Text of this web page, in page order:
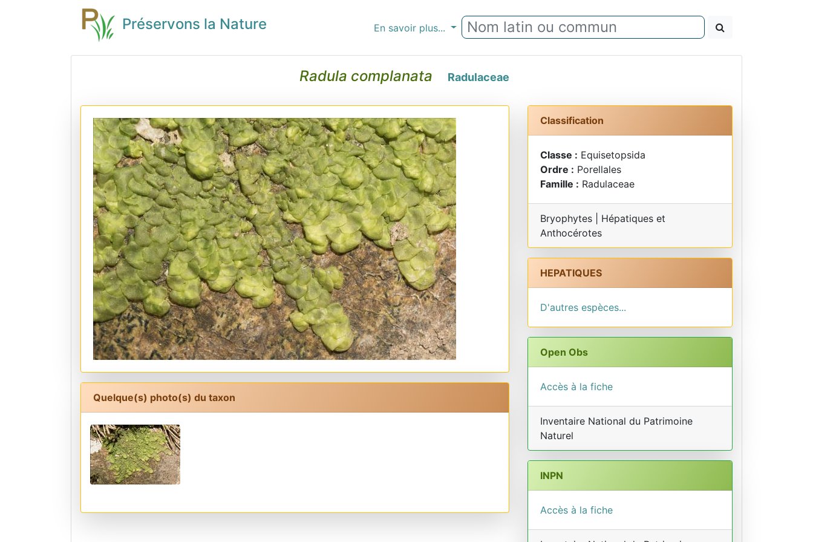
Préservons la Nature En savoir plus...
Radula complanata Radulaceae
Quelque(s) photo(s) du taxon
Classification
Classe : Equisetopsida
Ordre : Porellales
Famille : Radulaceae
Bryophytes | Hépatiques et
Anthocérotes
HEPATIQUES
D'autres espèces...
Open Obs
Accès à la fiche
Inventaire National du Patrimoine
Naturel
INPN
Accès à la fiche